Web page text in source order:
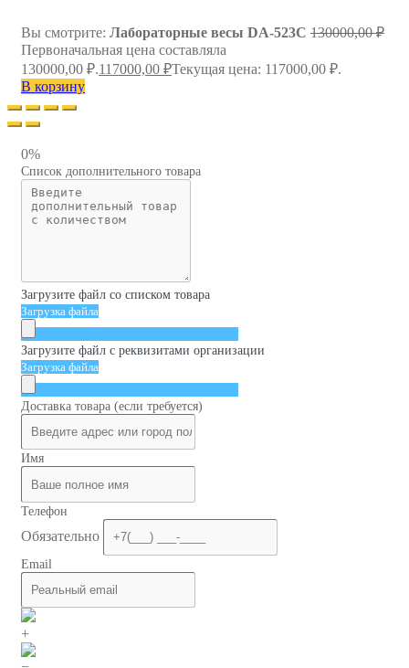
Вы смотрите: Лабораторные весы DA-523C 130000,00₽
Первоначальная цена составляла
130000,00 ₽.117000,00 ₽Текущая цена: 117000,00 ₽.
В корзину
0%
Список дополнительного товара
Загрузите файл со списком товара
Загрузка файла
Загрузите файл с реквизитами организации
Загрузка файла
Доставка товара (если требуется)
Имя
Телефон
Обязательно
Email
+